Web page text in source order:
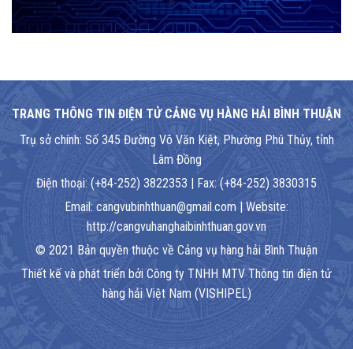
TRANG THÔNG TIN ĐIỆN TỬ CẢNG VỤ HÀNG HẢI BÌNH THUẬN
Trụ sở chính: Số 345 Đường Võ Văn Kiệt, Phường Phú Thủy, tỉnh
Lâm Đồng
Điện thoại: (+84-252) 3822353 | Fax: (+84-252) 3830315
Email: cangvubinhthuan@gmail.com | Website:
http://cangvuhanghaibinhthuan.gov.vn
© 2021 Bản quyền thuộc về Cảng vụ hàng hải Bình Thuận
Thiết kế và phát triển bởi Công ty TNHH MTV Thông tin điện tử
hàng hải Việt Nam (VISHIPEL)